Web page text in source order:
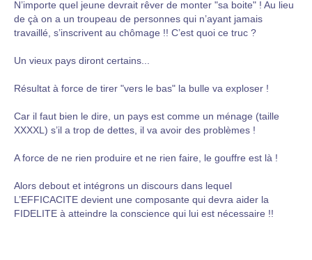
N’importe quel jeune devrait rêver de monter "sa boite" ! Au lieu
de çà on a un troupeau de personnes qui n’ayant jamais
travaillé, s’inscrivent au chômage !! C’est quoi ce truc ?
Un vieux pays diront certains...
Résultat à force de tirer "vers le bas" la bulle va exploser !
Car il faut bien le dire, un pays est comme un ménage (taille
XXXXL) s’il a trop de dettes, il va avoir des problèmes !
A force de ne rien produire et ne rien faire, le gouffre est là !
Alors debout et intégrons un discours dans lequel
L’EFFICACITE devient une composante qui devra aider la
FIDELITE à atteindre la conscience qui lui est nécessaire !!